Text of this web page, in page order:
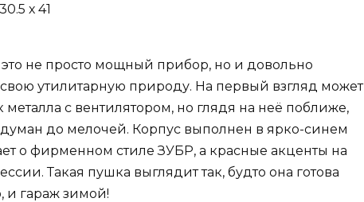
х 41
не просто мощный прибор, но и довольно
утилитарную природу. На первый взгляд может
металла с вентилятором, но глядя на неё поближе,
до мелочей. Корпус выполнен в ярко-синем
о фирменном стиле ЗУБР, а красные акценты на
Такая пушка выглядит так, будто она готова
и гараж зимой!